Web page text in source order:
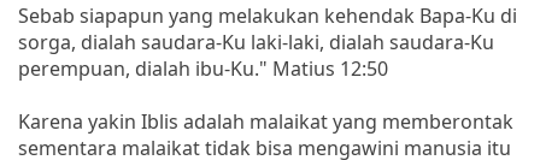
Sebab siapapun yang melakukan kehendak Bapa-Ku di
sorga, dialah saudara-Ku laki-laki, dialah saudara-Ku
perempuan, dialah ibu-Ku." Matius 12:50
Karena yakin Iblis adalah malaikat yang memberontak
sementara malaikat tidak bisa mengawini manusia itu